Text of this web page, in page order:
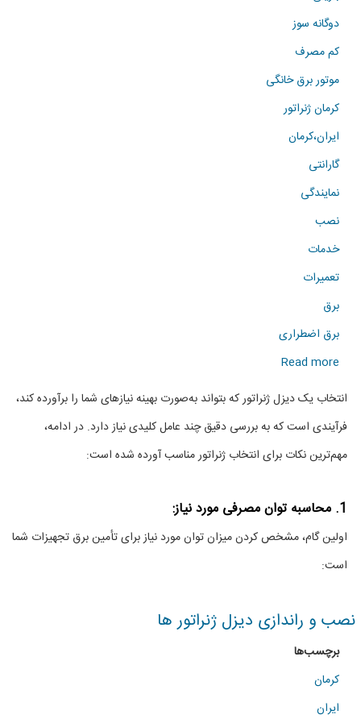
دوگانه سوز
کم مصرف
موتور برق خانگی
کرمان ژنراتور
ایران،کرمان
گارانتی
نمایندگی
نصب
خدمات
تعمیرات
برق
برق اضطراری
Read more
about
راهنمای
انتخاب
دیزل
مناسب
انتخاب یک دیزل ژنراتور که بتواند به‌صورت بهینه نیازهای شما را برآورده کند،
فرآیندی است که به بررسی دقیق چند عامل کلیدی نیاز دارد. در ادامه،
مهم‌ترین نکات برای انتخاب ژنراتور مناسب آورده شده است:
1. محاسبه توان مصرفی مورد نیاز:
اولین گام، مشخص کردن میزان توان مورد نیاز برای تأمین برق تجهیزات شما
است:
نصب و راندازی دیزل ژنراتور ها
برچسب‌ها
کرمان
ایران